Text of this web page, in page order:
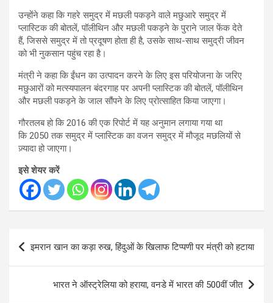
उन्होंने कहा कि गहरे समुद्र में मछली पकड़ने वाले मछुआरे समुद्र में
प्लास्टिक की बोतलें,पॉलीथिन और मछली पकड़ने के पुराने जाल फेंक देते
हैं,जिससे समुद्र में तो प्रदूषण होता ही है,उसके साथ-साथ समुद्री जीवन
को भी नुकसान पहुंच रहा है।
मंत्री ने कहा कि ईंधन का उत्पादन करने के लिए इस परियोजना के जरिए
मछुआरों को मत्स्यपालन बंदरगाह पर अपनी प्लास्टिक की बोतलें,पॉलीथिन
और मछली पकड़ने के जाल सौंपने के लिए प्रोत्साहित किया जाएगा।
गौरतलब हो कि2016की एक रिपोर्ट में यह अनुमान लगाया गया था
कि2050तक समुद्र में प्लास्टिक का वजन समुद्र में मौजूद मछलियों से
ज़्यादा हो जाएगा।
इसे शेयर करें
Post
navigation
इमरान खान का कड़ा रुख, हिंदुओं के खिलाफ टिप्पणी पर मंत्री को हटाया
भारत ने ऑस्ट्रेलिया को हराया, वनडे में भारत की 500वीं जीत